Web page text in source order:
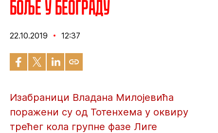
боље у Београду
22.10.2019 12:37
Изабраници Владана Милојевића
поражени су од Тотенхема у оквиру
трећег кола групне фазе Лиге